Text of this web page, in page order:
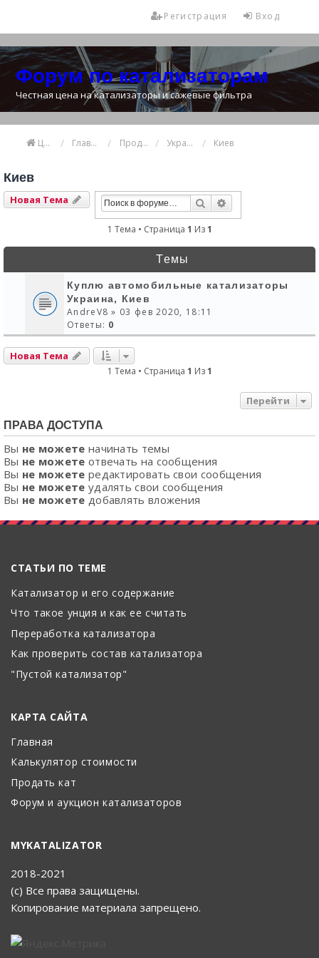
Вход
Регистрация
Форум по катализаторам
Честная цена на катализаторы и сажевые фильтра
Цена катализатора Главная Продажа и покупка катализаторов Украина Киев
Киев
Новая Тема Поиск
1 Тема • Страница 1 Из1
Темы
Куплю автомобильные катализаторы
Украина, Киев
AndreV8 » 03 фев 2020, 18:11
Ответы: 0
Новая Тема
1 Тема • Страница 1 Из1
Перейти
ПРАВА ДОСТУПА
Вы не можете начинать темы
Вы не можете отвечать на сообщения
Вы не можете редактировать свои сообщения
Вы не можете удалять свои сообщения
Вы не можете добавлять вложения
СТАТЬИ ПО ТЕМЕ
Катализатор и его содержание
Что такое унция и как ее считать
Переработка катализатора
Как проверить состав катализатора
"Пустой катализатор"
КАРТА САЙТА
Главная
Калькулятор стоимости
Продать кат
Форум и аукцион катализаторов
MYKATALIZATOR
2018-2021
(с) Все права защищены.
Копирование материала запрещено.